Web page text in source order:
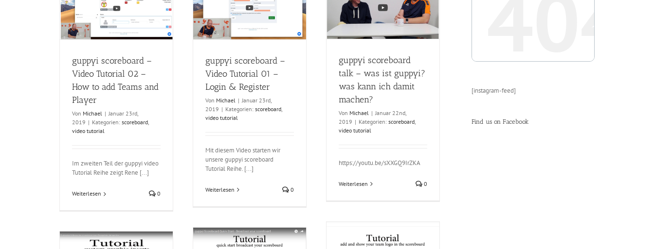
guppyi scoreboard –
Video Tutorial 02 –
How to add Teams and
Player
Von Michael | Januar 23rd,
2019 | Kategorien: scoreboard,
video tutorial
Im zweiten Teil der guppyi video
Tutorial Reihe zeigt Rene [...]
Weiterlesen 0
guppyi scoreboard – Video
Tutorial 01 – Login & Register
scoreboard video tutorial
guppyi scoreboard –
Video Tutorial 01 –
Login & Register
Von Michael | Januar 23rd,
2019 | Kategorien: scoreboard
video tutorial
Mit diesem Video starten wir
unsere guppyi scoreboard
Tutorial Reihe. [...]
Weiterlesen 0
guppyi scoreboard talk – was
ist guppyi? was kann ich damit
video tutorial
guppyi scoreboard
talk – was ist guppyi?
was kann ich damit
machen?
Von Michael | Januar 22nd,
2019 | Kategorien: scoreboard
video tutorial
https://youtu.be/sXXGQ9IrZKA
Weiterlesen 0
[instagram-feed]
Find us on Facebook